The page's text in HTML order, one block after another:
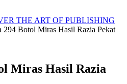
THE ART OF PUBLISHING
294 Botol Miras Hasil Razia Pekat
Miras Hasil Razia